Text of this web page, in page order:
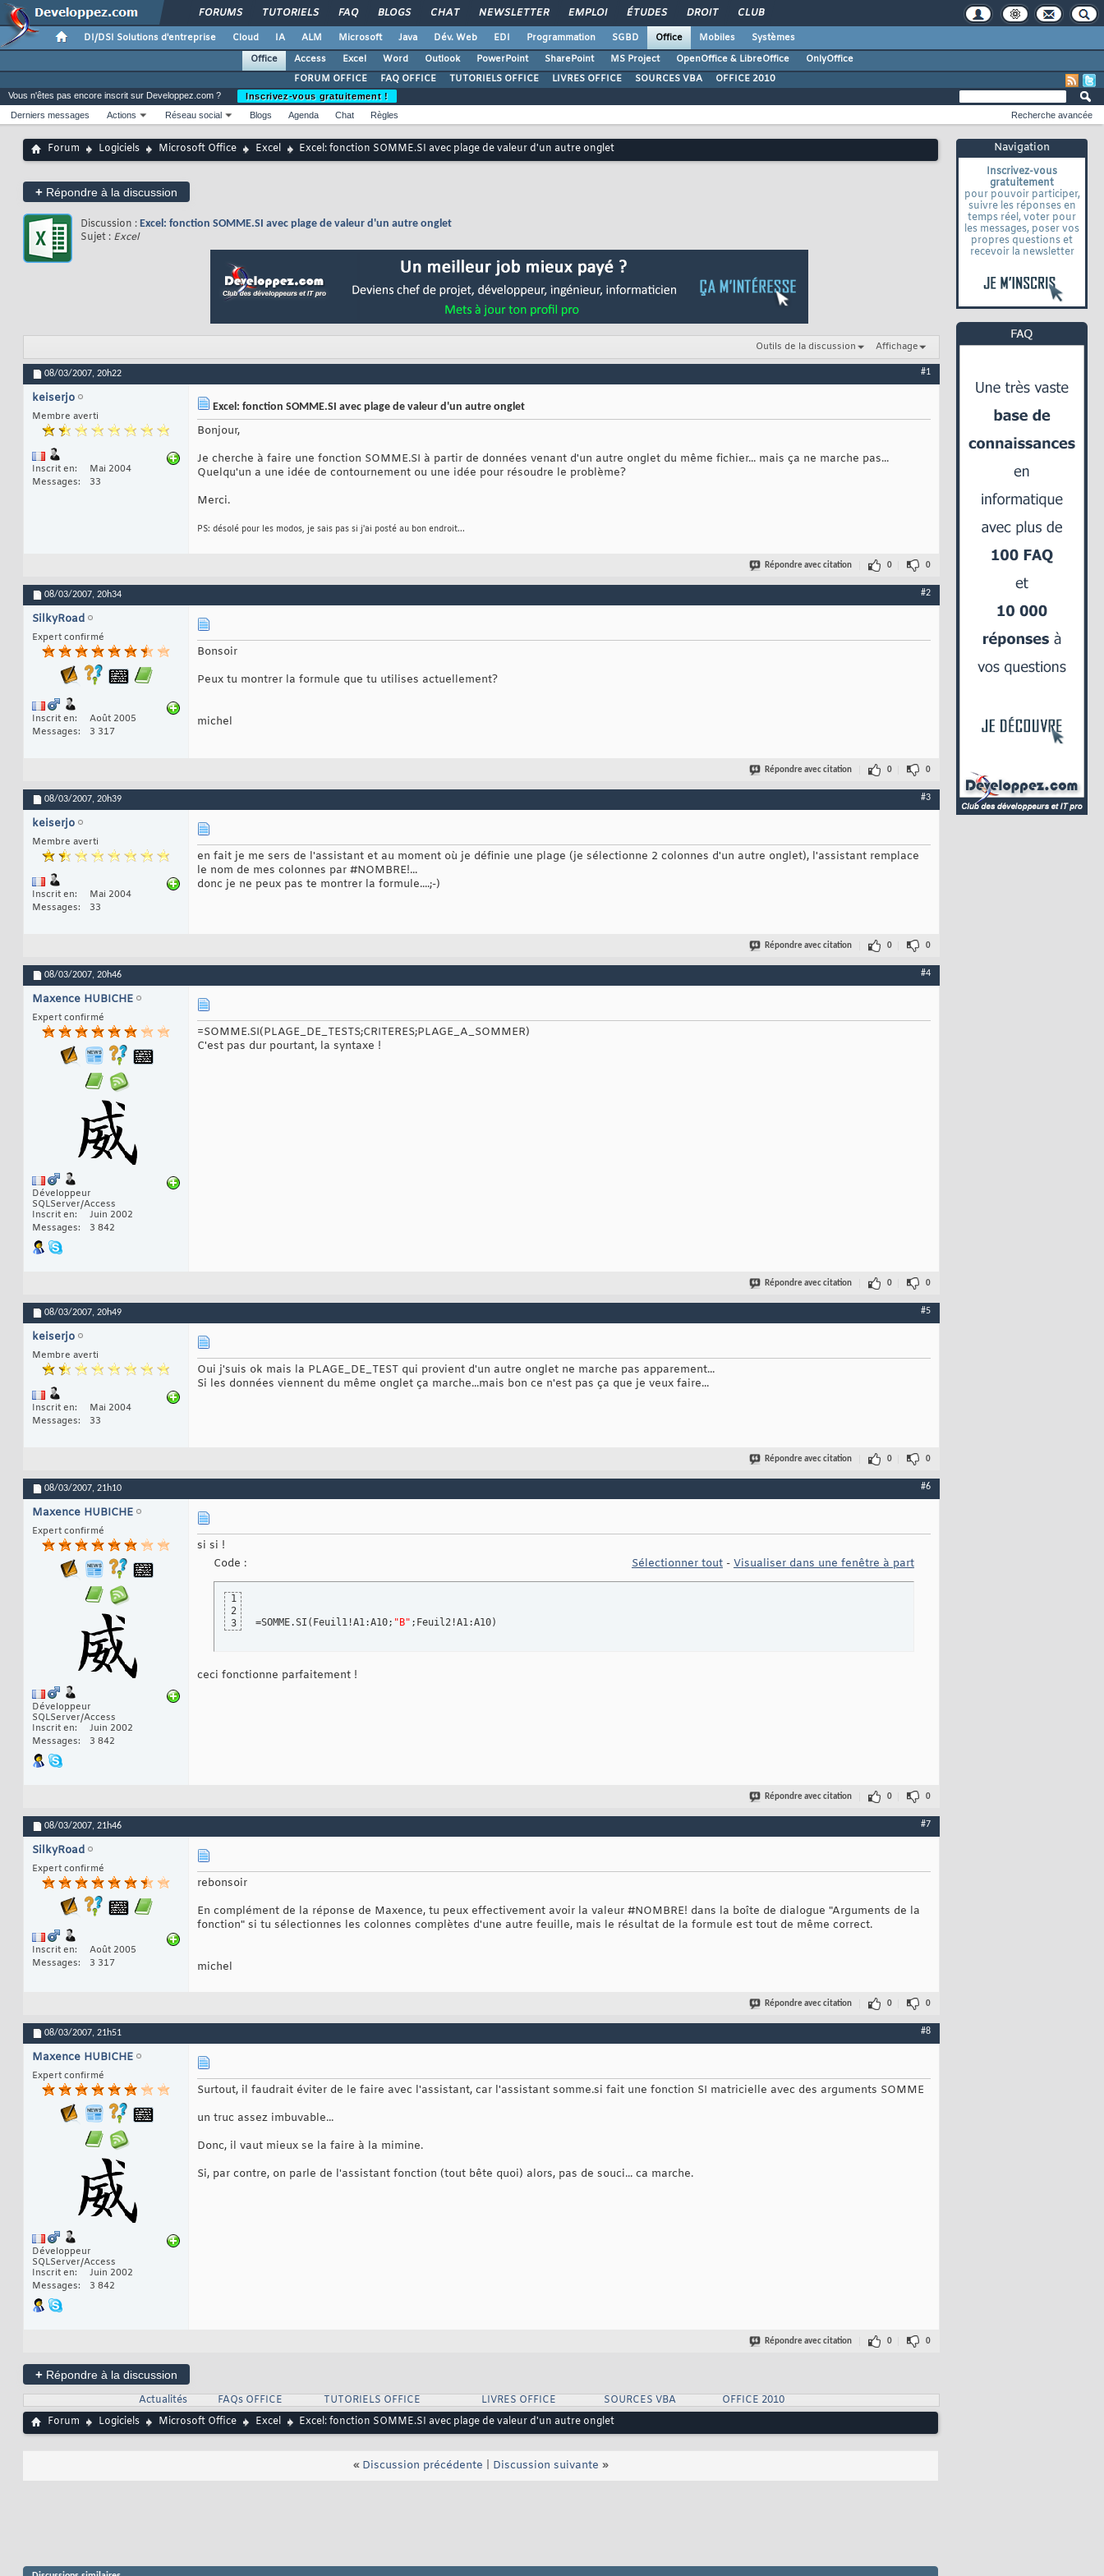
FORUMS TUTORIELS FAQ BLOGS CHAT NEWSLETTER EMPLOI ÉTUDES DROIT CLUB
DI/DSI Solutions d'entreprise Cloud IA ALM Microsoft Java Dév. Web EDI Programmation SGBD Office Mobiles
Systèmes
Office
Access Excel Word Outlook PowerPoint SharePoint MS Project OpenOffice & LibreOffice
OnlyOffice
FORUM OFFICE
FAQ OFFICE TUTORIELS OFFICE LIVRES OFFICE SOURCES VBA OFFICE 2010
Navigation
Inscrivez-vous
gratuitement
pour pouvoir participer,
suivre les réponses en
temps réel, voter pour
les messages, poser vos
propres questions et
recevoir la newsletter
Vous n'êtes pas encore inscrit sur Developpez.com ?
Inscrivez-vous gratuitement !
Derniers messages
Actions Réseau social Blogs Agenda Chat Règles Recherche avancée
Forum Logiciels Microsoft Office Excel Excel: fonction SOMME.SI avec plage de valeur d'un autre onglet
+ Répondre à la discussion
Discussion : Excel: fonction SOMME.SI avec plage de valeur d'un autre onglet
Sujet : Excel
Outils de la discussion Affichage
08/03/2007, 20h22 #1
keiserjo
Membre averti
Inscrit en
Mai 2004
Messages
33
Excel: fonction SOMME.SI avec plage de valeur d'un autre onglet
Bonjour,
Je cherche à faire une fonction SOMME.SI à partir de données venant d'un autre onglet du même fichier... mais ça ne marche pas...
Quelqu'un a une idée de contournement ou une idée pour résoudre le problème?
Merci.
PS: désolé pour les modos, je sais pas si j'ai posté au bon endroit...
Répondre avec citation 0 0
08/03/2007, 20h34 #2
SilkyRoad
Expert confirmé
Inscrit en
Août 2005
Messages
3 317
Bonsoir
Peux tu montrer la formule que tu utilises actuellement?
michel
Répondre avec citation 0 0
08/03/2007, 20h39 #3
keiserjo
Membre averti
Inscrit en
Mai 2004
Messages
33
en fait je me sers de l'assistant et au moment où je définie une plage (je sélectionne 2 colonnes d'un autre onglet), l'assistant remplace
le nom de mes colonnes par #NOMBRE!...
donc je ne peux pas te montrer la formule....;-)
Répondre avec citation 0 0
08/03/2007, 20h46 #4
Maxence HUBICHE
Expert confirmé
Développeur
SQLServer/Access
Inscrit en
Juin 2002
Messages
3 842
=SOMME.SI(PLAGE_DE_TESTS;CRITERES;PLAGE_A_SOMMER)
C'est pas dur pourtant, la syntaxe !
Répondre avec citation 0 0
08/03/2007, 20h49 #5
keiserjo
Membre averti
Inscrit en
Mai 2004
Messages
33
Oui j'suis ok mais la PLAGE_DE_TEST qui provient d'un autre onglet ne marche pas apparement...
Si les données viennent du même onglet ça marche...mais bon ce n'est pas ça que je veux faire...
Répondre avec citation 0 0
08/03/2007, 21h10 #6
Maxence HUBICHE
Expert confirmé
Développeur
SQLServer/Access
Inscrit en
Juin 2002
Messages
3 842
si si !
Code :
Sélectionner tout - Visualiser dans une fenêtre à part
1
2
3
=SOMME.SI ( Feuil1!A1:A10; "B" ;Feuil2!A1:A10)
ceci fonctionne parfaitement !
Répondre avec citation 0 0
08/03/2007, 21h46 #7
SilkyRoad
Expert confirmé
Inscrit en
Août 2005
Messages
3 317
rebonsoir
En complément de la réponse de Maxence, tu peux effectivement avoir la valeur #NOMBRE! dans la boîte de dialogue "Arguments de la
fonction" si tu sélectionnes les colonnes complètes d'une autre feuille, mais le résultat de la formule est tout de même correct.
michel
Répondre avec citation 0 0
08/03/2007, 21h51 #8
Maxence HUBICHE
Expert confirmé
Développeur
SQLServer/Access
Inscrit en
Juin 2002
Messages
3 842
Surtout, il faudrait éviter de le faire avec l'assistant, car l'assistant somme.si fait une fonction SI matricielle avec des arguments SOMME
un truc assez imbuvable...
Donc, il vaut mieux se la faire à la mimine.
Si, par contre, on parle de l'assistant fonction (tout bête quoi) alors, pas de souci... ca marche.
Répondre avec citation 0 0
+ Répondre à la discussion
Actualités
FAQs OFFICE TUTORIELS OFFICE LIVRES OFFICE SOURCES VBA
OFFICE 2010
Forum
Logiciels Microsoft Office Excel Excel: fonction SOMME.SI avec plage de valeur d'un autre onglet
« Discussion précédente Discussion suivante »